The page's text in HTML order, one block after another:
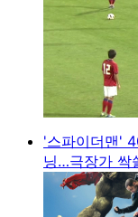
'스파이더맨'
닝…극장가 싹